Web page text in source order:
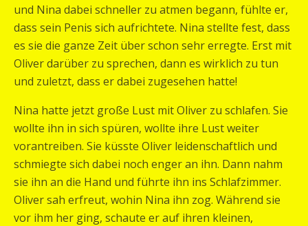
und Nina dabei schneller zu atmen begann, fühlte er,
dass sein Penis sich aufrichtete. Nina stellte fest, dass
es sie die ganze Zeit über schon sehr erregte. Erst mit
Oliver darüber zu sprechen, dann es wirklich zu tun
und zuletzt, dass er dabei zugesehen hatte!
Nina hatte jetzt große Lust mit Oliver zu schlafen. Sie
wollte ihn in sich spüren, wollte ihre Lust weiter
vorantreiben. Sie küsste Oliver leidenschaftlich und
schmiegte sich dabei noch enger an ihn. Dann nahm
sie ihn an die Hand und führte ihn ins Schlafzimmer.
Oliver sah erfreut, wohin Nina ihn zog. Während sie
vor ihm her ging, schaute er auf ihren kleinen,